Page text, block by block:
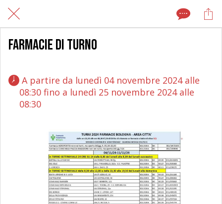
Farmacie di turno
08:30 fino a lunedì 25 novembre 2024 alle
08:30